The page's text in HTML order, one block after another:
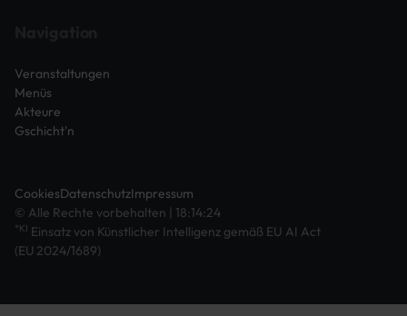
Veranstaltungen
Menüs
Akteure
Gschicht'n
© Alle Rechte vorbehalten | 18:14:24
*KI Einsatz von Künstlicher Intelligenz gemäß EU AI Act
(EU 2024/1689)
CookiesDatenschutzImpressum